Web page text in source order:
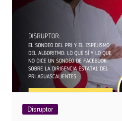
Disruptor